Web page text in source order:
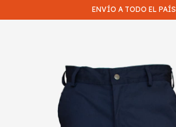
ENVÍO A TODO EL PAÍS